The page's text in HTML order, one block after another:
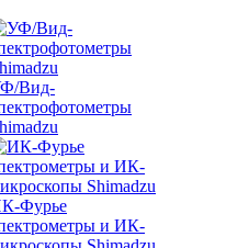
Вид-
Фурье
и ИК-